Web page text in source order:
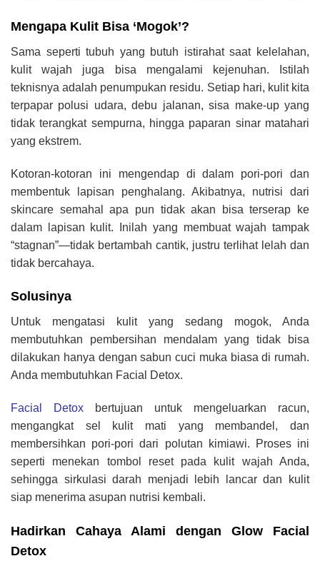
Mengapa Kulit Bisa ‘Mogok’?
Sama seperti tubuh yang butuh istirahat saat kelelahan,
kulit wajah juga bisa mengalami kejenuhan. Istilah
teknisnya adalah penumpukan residu. Setiap hari, kulit kita
terpapar polusi udara, debu jalanan, sisa make-up yang
tidak terangkat sempurna, hingga paparan sinar matahari
yang ekstrem.
Kotoran-kotoran ini mengendap di dalam pori-pori dan
membentuk lapisan penghalang. Akibatnya, nutrisi dari
skincare semahal apa pun tidak akan bisa terserap ke
dalam lapisan kulit. Inilah yang membuat wajah tampak
“stagnan”—tidak bertambah cantik, justru terlihat lelah dan
tidak bercahaya.
Solusinya
Untuk mengatasi kulit yang sedang mogok, Anda
membutuhkan pembersihan mendalam yang tidak bisa
dilakukan hanya dengan sabun cuci muka biasa di rumah.
Anda membutuhkan Facial Detox.
Facial Detox bertujuan untuk mengeluarkan racun,
mengangkat sel kulit mati yang membandel, dan
membersihkan pori-pori dari polutan kimiawi. Proses ini
seperti menekan tombol reset pada kulit wajah Anda,
sehingga sirkulasi darah menjadi lebih lancar dan kulit
siap menerima asupan nutrisi kembali.
Hadirkan Cahaya Alami dengan Glow Facial
Detox